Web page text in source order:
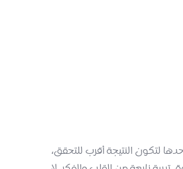
لتكون النتيجة أقرب للتحقق،